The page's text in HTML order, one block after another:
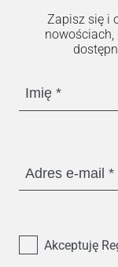
Zapisz się i
Imię
Adres e-mail
Akceptuję